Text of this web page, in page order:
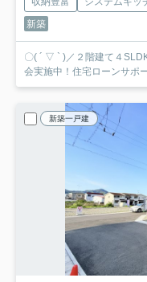
新築
〇( ´ ▽ ` )／２階建て４
会実施中！住宅ローンサポ
新築一戸建